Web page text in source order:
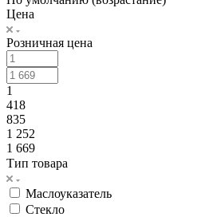
Цена
Розничная цена
1
418
835
1 252
1 669
Тип товара
Маслоуказатель
Стекло